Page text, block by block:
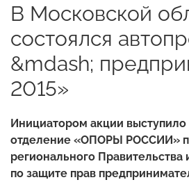
В Московской
состоялся
&mdash;
2015»
Инициатором акции выступило
отделение «ОПОРЫ РОССИИ»
регионального
по защите прав